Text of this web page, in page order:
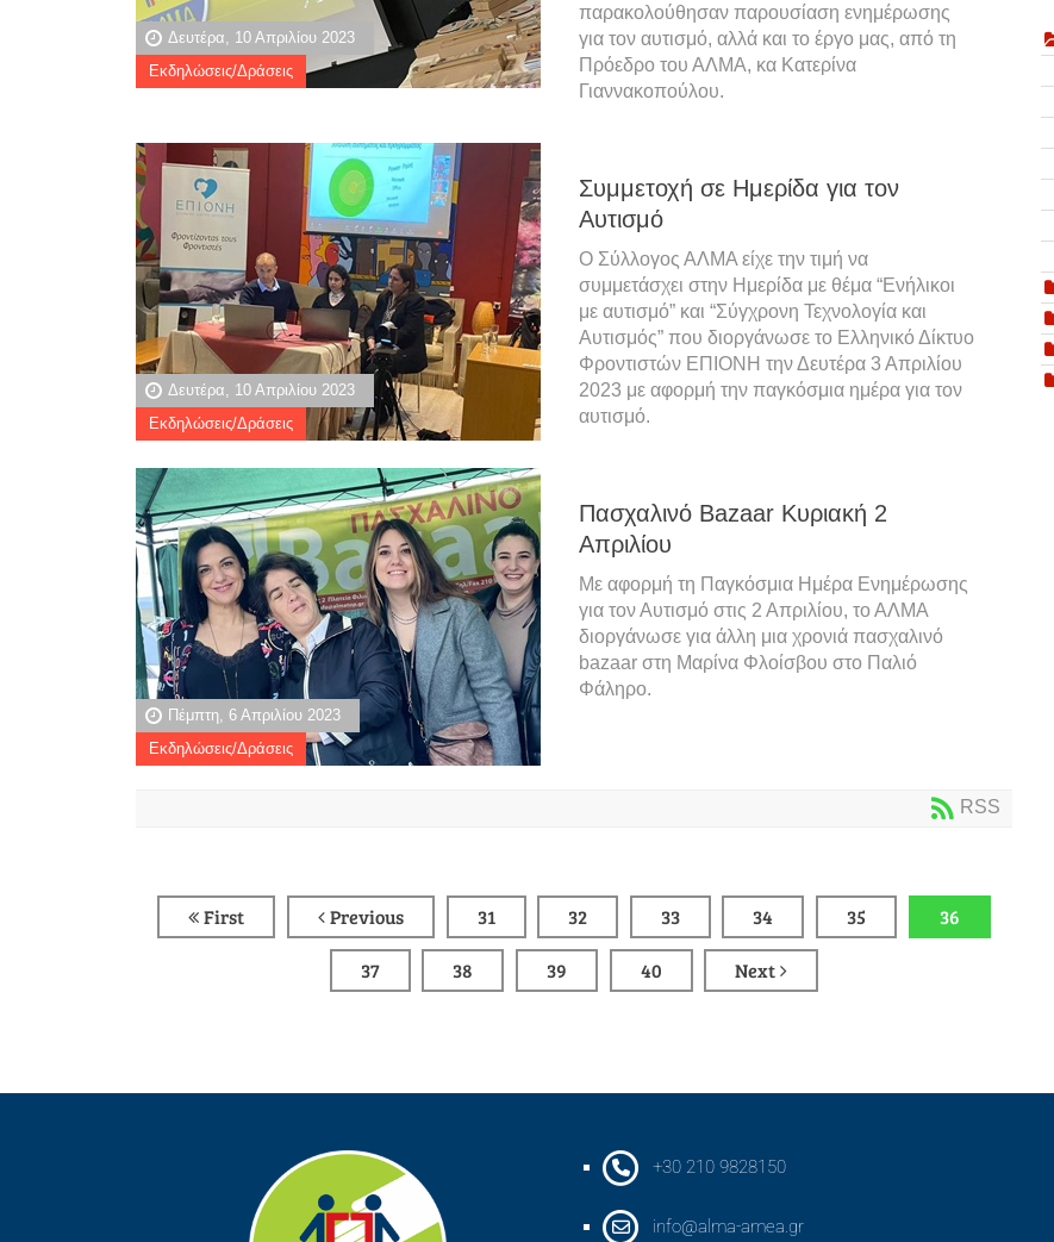
Δευτέρα, 10 Απριλίου 2023
Εκδηλώσεις/Δράσεις
παρακολούθησαν παρουσίαση ενημέρωσης
για τον αυτισμό, αλλά και το έργο μας, από τη
Πρόεδρο του ΑΛΜΑ, κα Κατερίνα
Γιαννακοπούλου.
Δευτέρα, 10 Απριλίου 2023
Εκδηλώσεις/Δράσεις
Συμμετοχή σε Ημερίδα για τον
Αυτισμό
Ο Σύλλογος ΑΛΜΑ είχε την τιμή να
συμμετάσχει στην Ημερίδα με θέμα “Ενήλικοι
με αυτισμό” και “Σύγχρονη Τεχνολογία και
Αυτισμός” που διοργάνωσε το Ελληνικό Δίκτυο
Φροντιστών ΕΠΙΟΝΗ την Δευτέρα 3 Απριλίου
2023 με αφορμή την παγκόσμια ημέρα για τον
αυτισμό.
Πέμπτη, 6 Απριλίου 2023
Εκδηλώσεις/Δράσεις
Πασχαλινό Bazaar Κυριακή 2
Απριλίου
Με αφορμή τη Παγκόσμια Ημέρα Ενημέρωσης
για τον Αυτισμό στις 2 Απριλίου, το ΑΛΜΑ
διοργάνωσε για άλλη μια χρονιά πασχαλινό
bazaar στη Μαρίνα Φλοίσβου στο Παλιό
Φάληρο.
RSS
First Previous 31 32 33 34 35 36
37 38 39 40 Next
+30 210 9828150
info@alma-amea.gr